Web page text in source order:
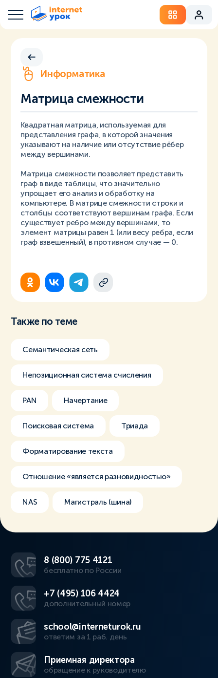
Информатика
Матрица смежности
Квадратная матрица, используемая для
представления графа, в которой значения
указывают на наличие или отсутствие рёбер
между вершинами.
Матрица смежности позволяет представить
граф в виде таблицы, что значительно
упрощает его анализ и обработку на
компьютере. В матрице смежности строки и
столбцы соответствуют вершинам графа. Если
существует ребро между вершинами, то
элемент матрицы равен 1 (или весу ребра, если
граф взвешенный), в противном случае — 0.
Также по теме
Семантическая сеть
Непозиционная система счисления
PAN Начертание
Поисковая система Триада
Форматирование текста
Отношение «является разновидностью»
NAS Магистраль (шина)
8 (800) 775 4121
бесплатно по России
+7 (495) 106 4424
дополнительный номер
school@interneturok.ru
ответим за 1 раб. день
Приемная директора
обращение к руководителю